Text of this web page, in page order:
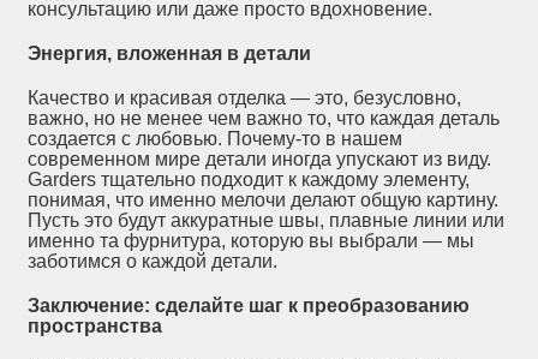
консультацию или даже просто вдохновение.
Энергия, вложенная в детали
Качество и красивая отделка — это, безусловно,
важно, но не менее чем важно то, что каждая деталь
создается с любовью. Почему-то в нашем
современном мире детали иногда упускают из виду.
Garders тщательно подходит к каждому элементу,
понимая, что именно мелочи делают общую картину.
Пусть это будут аккуратные швы, плавные линии или
именно та фурнитура, которую вы выбрали — мы
заботимся о каждой детали.
Заключение: сделайте шаг к преобразованию
пространства